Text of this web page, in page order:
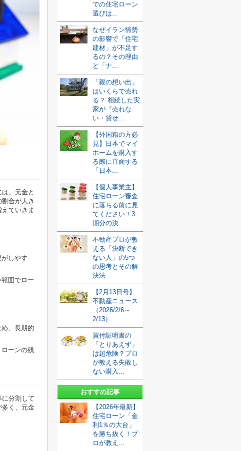
、元金と
合が大き
ていきま
しやす
囲でロー
、長期的
ーンの残
分割して
多く、元金
での住宅ローン
選びは...
なぜイラン情勢
の影響で「住宅
建材」が不足す
るの？その理由
と「ナ...
「親の想い出」
はいくらで売れ
る？ 相続した実
家が『売れな
い・貸せ...
【外国籍の方必
見】日本でマイ
ホームを購入す
る際に直面する
「日本...
【個人事業主】
住宅ローン審査
に落ちる前に見
てください！3
期分の決...
不動産プロが教
える「決断でき
ない人」の5つ
の思考とその解
決法
【2月13日号】
不動産ニュース
（2026/2/6～
2/13）
買付証明書の
「とりあえず」
は超危険？プロ
が教える失敗し
ない購入...
おすすめ記事
【2026年最新】
住宅ローン「金
利1％の大台」
を勝ち抜く！プ
ロが教え...